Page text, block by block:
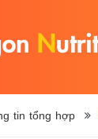
tin tổng hợp